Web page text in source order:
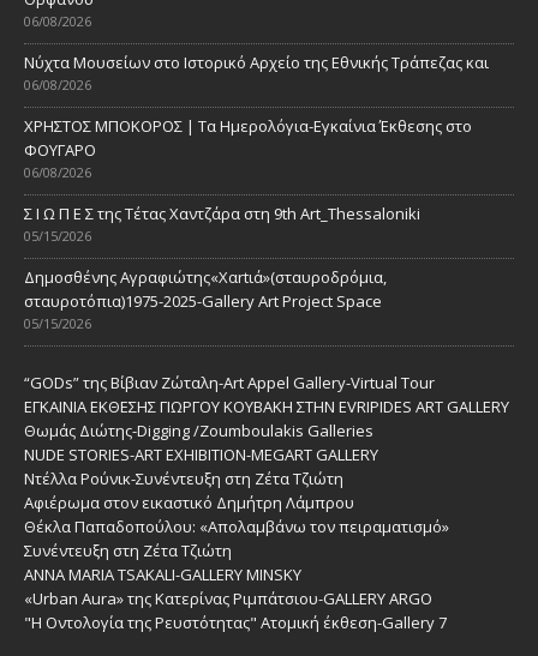
06/08/2026
Νύχτα Μουσείων στο Ιστορικό Αρχείο της Εθνικής Τράπεζας και
06/08/2026
ΧΡΗΣΤΟΣ ΜΠΟΚΟΡΟΣ | Τα Ημερολόγια-Εγκαίνια Έκθεσης στο
ΦΟΥΓΑΡΟ
06/08/2026
Σ Ι Ω Π Ε Σ της Τέτας Χαντζάρα στη 9th Art_Thessaloniki
05/15/2026
Δημοσθένης Αγραφιώτης«Xαrtιά»(σταυροδρόμια,
σταυροτόπια)1975-2025-Gallery Art Project Space
05/15/2026
“GODs” της Βίβιαν Ζώταλη-Art Appel Gallery-Virtual Tour
ΕΓΚΑΙΝΙΑ ΕΚΘΕΣΗΣ ΓΙΩΡΓΟΥ ΚΟΥΒΑΚΗ ΣΤΗΝ EVRIPIDES ART GALLERY
Θωμάς Διώτης-Digging /Zoumboulakis Galleries
NUDE STORIES-ΑRT EXHIBITION-MEGART GALLERY
Ντέλλα Ρούνικ-Συνέντευξη στη Ζέτα Τζιώτη
Αφιέρωμα στον εικαστικό Δημήτρη Λάμπρου
Θέκλα Παπαδοπούλου: «Απολαμβάνω τον πειραματισμό»
Συνέντευξη στη Ζέτα Τζιώτη
ANNA MARIA TSAKALI-GALLERY MINSKY
«Urban Aura» της Κατερίνας Ριμπάτσιου-GALLERY ARGO
"Η Οντολογία της Ρευστότητας" Ατομική έκθεση-Gallery 7